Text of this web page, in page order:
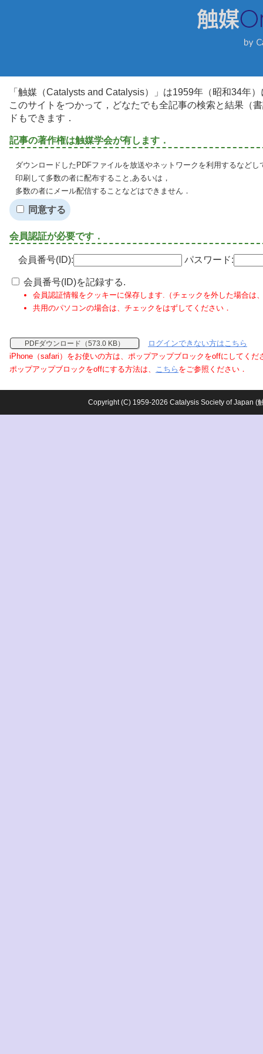
「触媒（Catalysts and Catalysis）」は1959年（昭和34年
このサイトをつかって，どなたでも全記事の検索と結果（
ドもできます．
記事の著作権は触媒学会が有します．
ダウンロードしたPDFファイルを放送やネットワークを利用するなど
印刷して多数の者に配布すること,あるいは，
多数の者にメール配信することなどはできません．
同意する
会員認証が必要です．
会員番号(ID): パスワード:
会員番号(ID)を記録する.
会員認証情報をクッキーに保存します.（チェックを外した場合は
共用のパソコンの場合は、チェックをはずしてください．
PDFダウンロード（573.0 KB）
ログインできない方はこちら
iPhone（safari）をお使いの方は、ポップアップブロックをoffにしてくだ
ポップアップブロックをoffにする方法は、 こちら をご参照ください．
Copyright (C) 1959-2026 Catalysis Society of Japan (